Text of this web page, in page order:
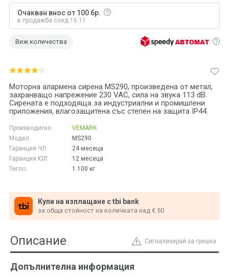
Моторна алармена сирена MS290, произведена от метал,
захранващо напрежение 230 VAC, сила на звука 113 dB.
Сирената е подходяща за индустриални и промишлени
приложения, влагозащитена със степен на защита IP44.
Производител:
VEMARK
Модел:
MS290
Гаранция ЧЛ:
24 месеца
Гаранция ЮЛ:
12 месеца
Тегло:
1.100 кг
Купи на изплащане с tbi bank
за обща стойност на количката над € 50
Очакван внос от 100 бр.
в продажба след 16.11
Виж количества
Сигнализирай за грешка
Описание
Допълнителна информация